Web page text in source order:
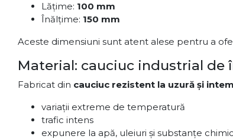
Lățime: 100 mm
Înălțime: 150 mm
Aceste dimensiuni sunt atent alese pentru a
Material: cauciuc industrial de
Fabricat din cauciuc rezistent la uzură și
variații extreme de temperatură
trafic intens
expunere la apă, uleiuri și substanțe